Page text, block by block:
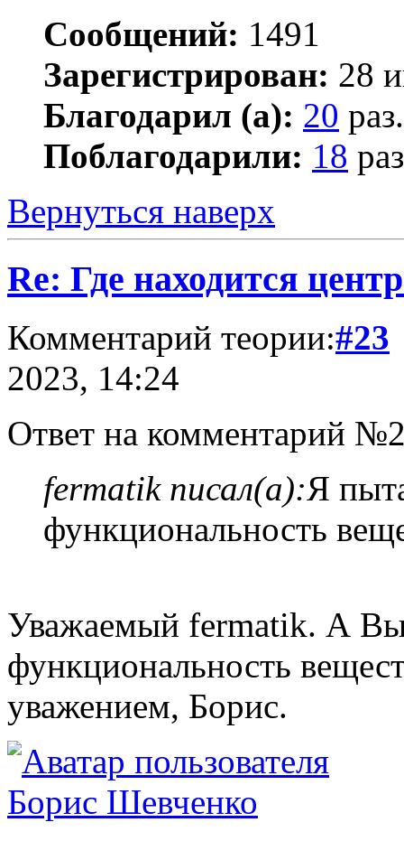
Сообщений: 1491
Зарегистрирован: 28
Благодарил (а): 20 раз.
Поблагодарили: 18
Вернуться наверх
Re: Где находится
Комментарий теории:#23
2023, 14:24
Ответ на комментарий
fermatik писал(а):Я
функциональность
Уважаемый fermatik. А Вы
функциональность
уважением, Борис.
Борис Шевченко